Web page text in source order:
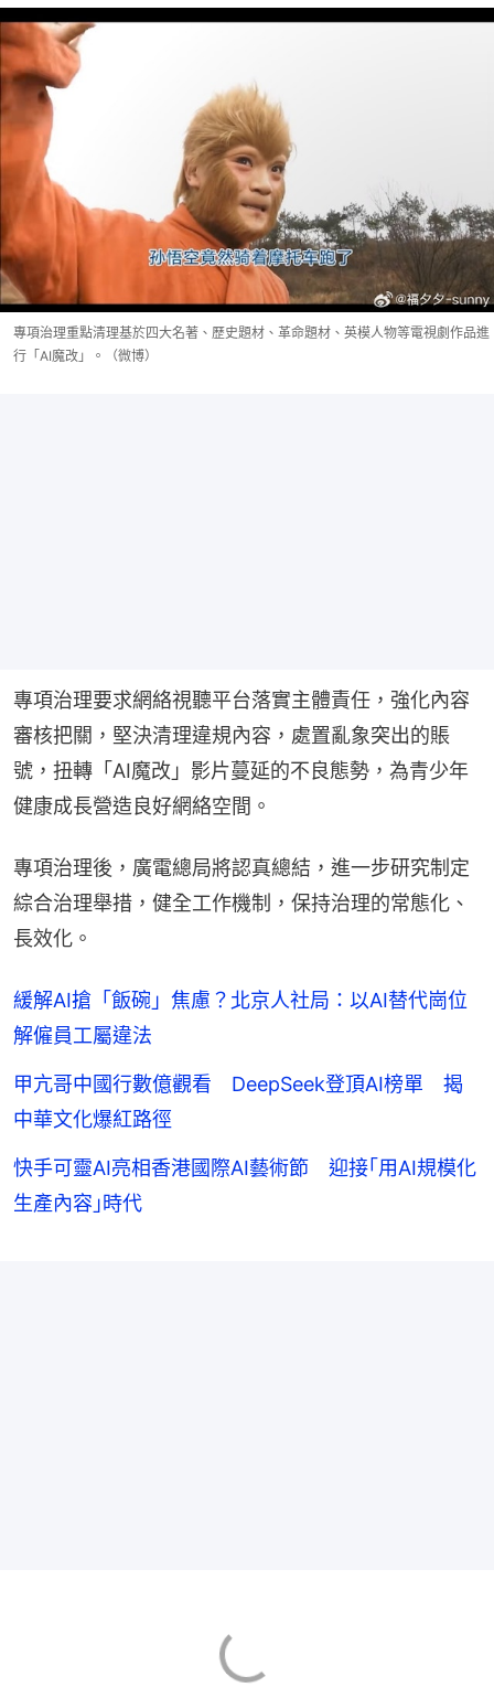
專項治理重點清理基於四大名著、歷史題材、革命題材、英模人物等電視劇作品進
行「AI魔改」。（微博）
專項治理要求網絡視聽平台落實主體責任，強化內容
審核把關，堅決清理違規內容，處置亂象突出的賬
號，扭轉「AI魔改」影片蔓延的不良態勢，為青少年
健康成長營造良好網絡空間。
專項治理後，廣電總局將認真總結，進一步研究制定
綜合治理舉措，健全工作機制，保持治理的常態化、
長效化。
緩解AI搶「飯碗」焦慮？北京人社局：以AI替代崗位
解僱員工屬違法
甲亢哥中國行數億觀看 DeepSeek登頂AI榜單 揭
中華文化爆紅路徑
快手可靈AI亮相香港國際AI藝術節 迎接｢用AI規模化
生產內容｣時代